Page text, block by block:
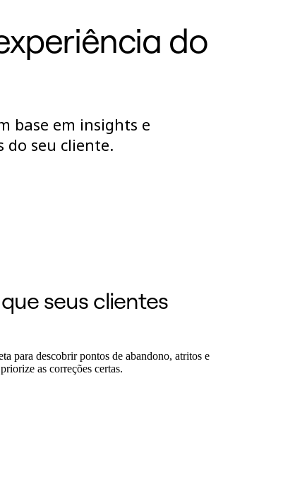
do
base em insights e
do seu cliente.
seus clientes
para descobrir pontos de abandono, atritos e
as correções certas.